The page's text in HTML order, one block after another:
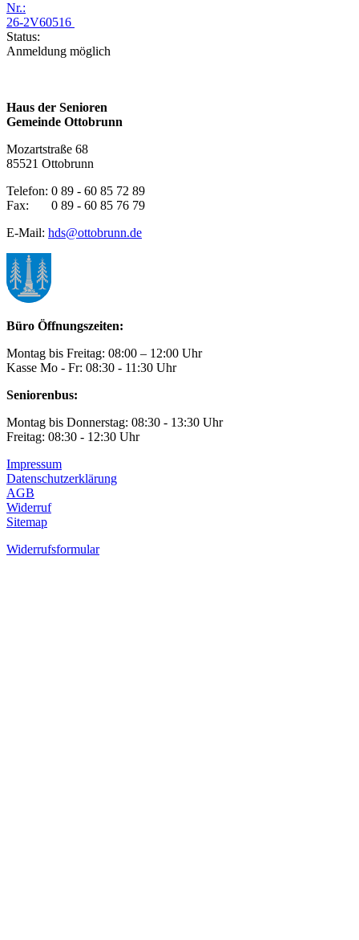
Nr.:
26-2V60516
Status:
Anmeldung möglich
Haus der Senioren
Gemeinde Ottobrunn
Mozartstraße 68
85521 Ottobrunn
Telefon: 0 89 - 60 85 72 89
Fax: 0 89 - 60 85 76 79
E-Mail: hds@ottobrunn.de
Büro Öffnungszeiten:
Montag bis Freitag: 08:00 – 12:00 Uhr
Kasse Mo - Fr: 08:30 - 11:30 Uhr
Seniorenbus:
Montag bis Donnerstag: 08:30 - 13:30 Uhr
Freitag: 08:30 - 12:30 Uhr
Impressum
Datenschutzerklärung
AGB
Widerruf
Sitemap
Widerrufsformular